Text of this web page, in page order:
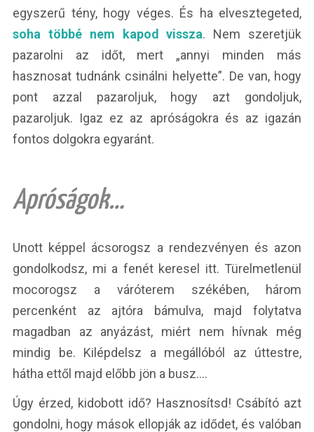
egyszerű tény, hogy véges. És ha elvesztegeted,
soha többé nem kapod vissza. Nem szeretjük
pazarolni az időt, mert „annyi minden más
hasznosat tudnánk csinálni helyette”. De van, hogy
pont azzal pazaroljuk, hogy azt gondoljuk,
pazaroljuk. Igaz ez az apróságokra és az igazán
fontos dolgokra egyaránt.
Apróságok…
Unott képpel ácsorogsz a rendezvényen és azon
gondolkodsz, mi a fenét keresel itt. Türelmetlenül
mocorogsz a váróterem székében, három
percenként az ajtóra bámulva, majd folytatva
magadban az anyázást, miért nem hívnak még
mindig be. Kilépdelsz a megállóból az úttestre,
hátha ettől majd előbb jön a busz….
Úgy érzed, kidobott idő? Hasznosítsd! Csábító azt
gondolni, hogy mások ellopják az idődet, és valóban